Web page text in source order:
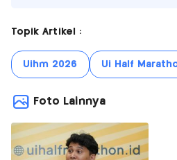
Topik Artikel :
Uihm 2026 Ui Half
Foto Lainnya